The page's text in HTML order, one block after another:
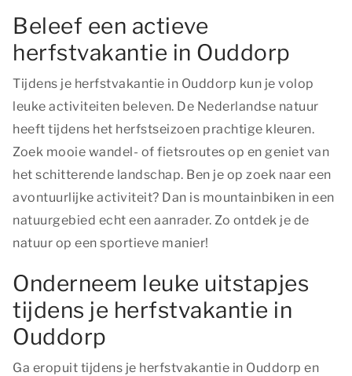
Beleef een actieve
herfstvakantie in Ouddorp
Tijdens je herfstvakantie in Ouddorp kun je volop
leuke activiteiten beleven. De Nederlandse natuur
heeft tijdens het herfstseizoen prachtige kleuren.
Zoek mooie wandel- of fietsroutes op en geniet van
het schitterende landschap. Ben je op zoek naar een
avontuurlijke activiteit? Dan is mountainbiken in een
natuurgebied echt een aanrader. Zo ontdek je de
natuur op een sportieve manier!
Onderneem leuke uitstapjes
tijdens je herfstvakantie in
Ouddorp
Ga eropuit tijdens je herfstvakantie in Ouddorp en